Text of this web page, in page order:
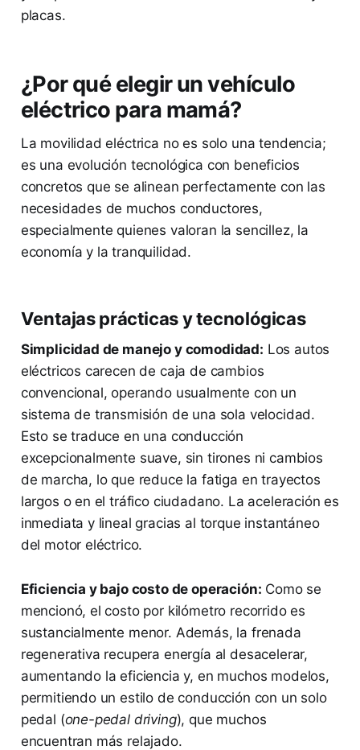
placas.
¿Por qué elegir un vehículo
eléctrico para mamá?
La movilidad eléctrica no es solo una tendencia;
es una evolución tecnológica con beneficios
concretos que se alinean perfectamente con las
necesidades de muchos conductores,
especialmente quienes valoran la sencillez, la
economía y la tranquilidad.
Ventajas prácticas y tecnológicas
Simplicidad de manejo y comodidad: Los autos
eléctricos carecen de caja de cambios
convencional, operando usualmente con un
sistema de transmisión de una sola velocidad.
Esto se traduce en una conducción
excepcionalmente suave, sin tirones ni cambios
de marcha, lo que reduce la fatiga en trayectos
largos o en el tráfico ciudadano. La aceleración es
inmediata y lineal gracias al torque instantáneo
del motor eléctrico.
Eficiencia y bajo costo de operación: Como se
mencionó, el costo por kilómetro recorrido es
sustancialmente menor. Además, la frenada
regenerativa recupera energía al desacelerar,
aumentando la eficiencia y, en muchos modelos,
permitiendo un estilo de conducción con un solo
pedal (one-pedal driving), que muchos
encuentran más relajado.